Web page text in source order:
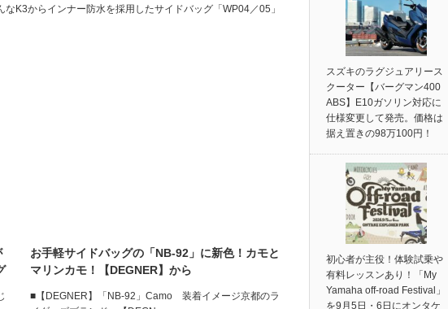
K3からインナー防水を採用したサイドバッグ「WP04／05」
お手軽サイドバッグの「NB-92」に新色！カモと
マリンカモ！【DEGNER】から
■【DEGNER】「NB-92」Camo 装着イメージ京都のラ
スズキのラグジュアリース
クーター【バーグマン400
ABS】E10ガソリン対応に
仕様変更して発売。価格は
据え置きの98万100円！
初心者が主役！体験試乗や
有料レッスンあり！「My
Yamaha off-road Festival」
を9月5日・6日にオンタケ